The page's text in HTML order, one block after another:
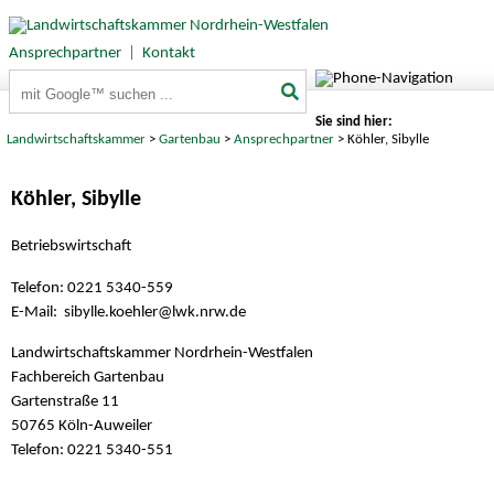
Ansprechpartner|
Kontakt
Sie sind hier:
Landwirtschaftskammer >Gartenbau >Ansprechpartner > Köhler, Sibylle
Köhler, Sibylle
Betriebswirtschaft
Telefon: 0221 5340-559
E-Mail: sibylle.koehler@ lwk.nrw.de
Landwirtschaftskammer Nordrhein-Westfalen
Fachbereich Gartenbau
Gartenstraße 11
50765 Köln-Auweiler
Telefon: 0221 5340-551